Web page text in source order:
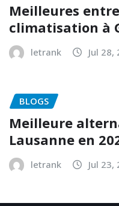
Meilleures
climatisation à
letrank Jul 28,
BLOGS
Meilleure
Lausanne en
letrank Jul 23,